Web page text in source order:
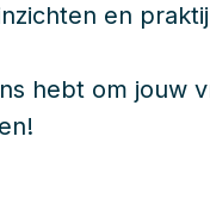
en
hebt om